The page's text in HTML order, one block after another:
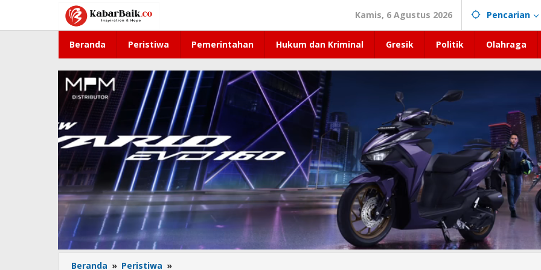
konten
Kamis, 6 Agustus 2026 Pencarian
Beranda Peristiwa Pemerintahan Hukum dan Kriminal Gresik Politik Olahraga
Beranda » Peristiwa »